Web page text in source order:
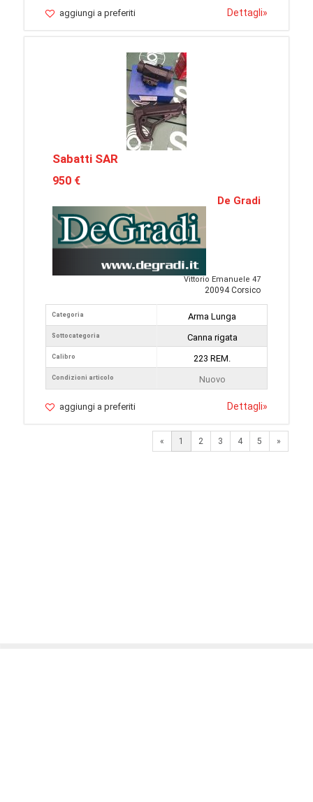
aggiungi a preferiti Dettagli»
Sabatti SAR
950 €
De Gradi
Vittorio Emanuele 47
20094 Corsico
Categoria
Sottocategoria
Calibro
Condizioni articolo
Arma Lunga
Canna rigata
223 REM.
Nuovo
aggiungi a preferiti Dettagli»
« 1 2 3 4 5 »